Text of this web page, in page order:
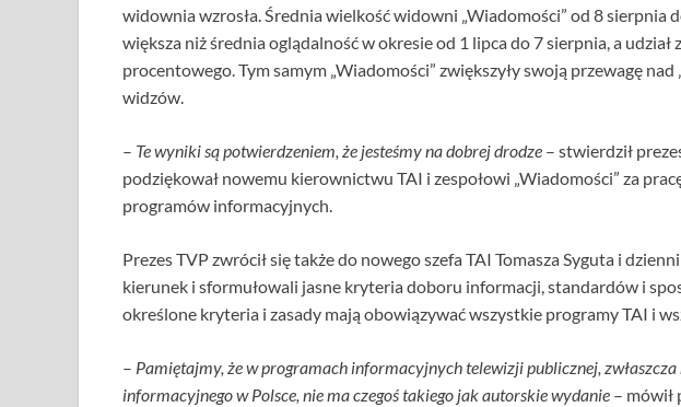
widownia wzrosła. Średnia wielkość widowni „Wiadomości” od 8 sierpnia
większa niż średnia oglądalność w okresie od 1 lipca do 7 sierpnia, a udział
procentowego. Tym samym „Wiadomości” zwiększyły swoją przewagę
widzów.
– Te wyniki są potwierdzeniem, że jesteśmy na dobrej drodze – stwierdził
podziękował nowemu kierownictwu TAI i zespołowi „Wiadomości” za
programów informacyjnych.
Prezes TVP zwrócił się także do nowego szefa TAI Tomasza Syguta i
kierunek i sformułowali jasne kryteria doboru informacji, standardów i
określone kryteria i zasady mają obowiązywać wszystkie programy TAI i
– Pamiętajmy, że w programach informacyjnych telewizji publicznej,
informacyjnego w Polsce, nie ma czegoś takiego jak autorskie wydanie – mówił